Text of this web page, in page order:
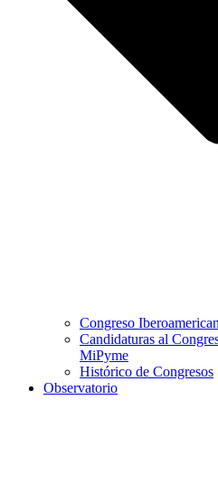
Congreso
Candidaturas al
MiPyme
Histórico de Congresos
Observatorio